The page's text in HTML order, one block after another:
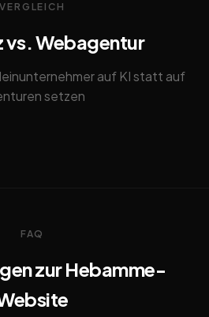
VERGLEICH
vs. Webagentur
auf KI statt auf
setzen
FAQ
zur Hebamme-